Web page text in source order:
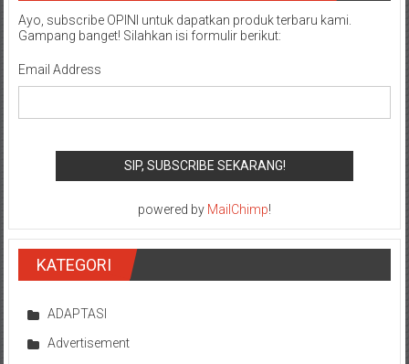
Ayo, subscribe OPINI untuk dapatkan produk terbaru kami.
Gampang banget! Silahkan isi formulir berikut:
Email Address
powered by MailChimp!
KATEGORI
ADAPTASI
Advertisement